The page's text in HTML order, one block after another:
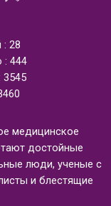
: 28
: 444
3545
медицинское
достойные
люди, ученые с
и блестящие